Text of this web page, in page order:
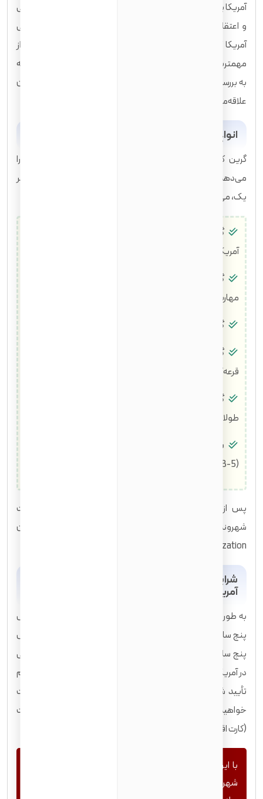
آمریکا پیوندی منحصر به فرد است که افراد را پیرامون آرمان‌های مدنی
و اعتقاد به حقوق و آزادی‌های تضمین شده توسط قانون اساسی
آمریکا گرد هم می‌آورد. تلاش برای دریافت تابعیت آمریکا یکی از
مهمترین تصمیماتی است که یک مهاجر می‌تواند بگیرد. این مقاله
به بررسی جامع مراحل شهروندی آمریکا و نکات کلیدی برای ایرانیان
علاقه‌مند به این مسیر می‌پردازد.
انواع گرین کارت و مسیر شهروندی
گرین کارت به شما مجوز اقامت دائم در ایالات متحده آمریکا را
می‌دهد. برای آشنایی بیشتر با انواع متداول گرین کارت و جزئیات هر
یک، می‌توانید به مقاله '
گرین کارت خانوادگی:
آمریکایی و دارندگان گرین کارت.
گرین کارت مبتنی بر اشتغال:
مهارت‌ها و پیشنهاد شغلی در آمریکا واجد شرایط هستند.
گرین کارت بشردوستانه:
گرین کارت تنوع قومیتی (لاتاری گرین کارت):
قرعه‌کشی سالانه برای افزایش تنوع جمعیت مهاجران.
گرین کارت اقامت طولانی مدت:
طولانی (حداقل ۱۰ سال) در آمریکا زندگی کرده‌اند.
سایر گرین کارت‌ها:
(EB-5).
پس از دریافت گرین کارت، گام بعدی برای بسیاری، درخواست
شهروندی آمریکا از طریق فرایند اعطای تابعیت یا همان
Naturalization است.
شرایط اصلی و الزامات کلی متقاضیان شهروندی
آمریکا
به طور کلی، برای درخواست Naturalization، اکثر افراد باید حداقل
پنج سال پس از اخذ گرین کارت خود صبر کنند. این به معنای حداقل
پنج سال کامل (نه یک روز کمتر) زندگی به عنوان مقیم دائم قانونی
در آمریکا است. برای مثال، اگر در تاریخ ۱۷ آوریل ۲۰۲۰ برای اقامت دائم
تأیید شده‌اید، در ۱۷ آوریل ۲۰۲۵ واجد شرایط درخواست تابعیت
خواهید بود. برای تاریخ دقیق شروع اقامت دائم خود، گرین کارت
(کارت اقامت دائم) خود را بررسی کنید.
با این حال، موارد استثنایی مهمی نیز وجود دارد: همسران
شهروندان آمریکایی: معمولاً پس از سه سال اقامت دائم (به